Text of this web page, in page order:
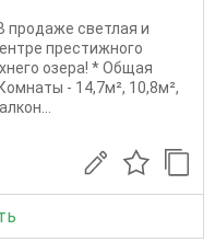
продаже светлая и
престижного
озера! * Общая
- 14,7м², 10,8м²,